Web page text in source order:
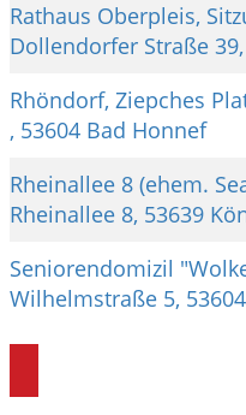
Rathaus Oberpleis,
Dollendorfer Straße
Rhöndorf, Ziepches
, 53604 Bad Honnef
Rheinallee 8 (ehem.
Rheinallee 8, 53639
Seniorendomizil
Wilhelmstraße 5,